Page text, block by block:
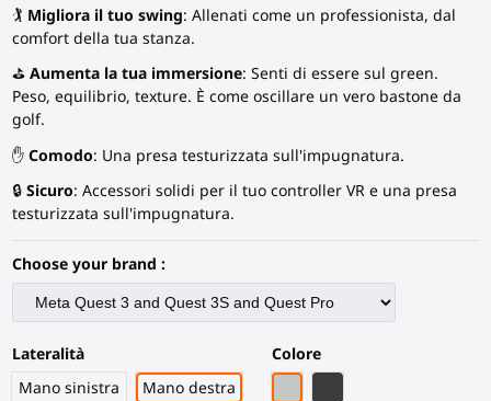
🏌️ Migliora il tuo swing: Allenati come un professionista, dal
comfort della tua stanza.
⛳ Aumenta la tua immersione: Senti di essere sul green.
Peso, equilibrio, texture. È come oscillare un vero bastone da
golf.
✋ Comodo: Una presa testurizzata sull'impugnatura.
🔒 Sicuro: Accessori solidi per il tuo controller VR e una presa
testurizzata sull'impugnatura.
Choose your brand :
Lateralità
Mano sinistra
Mano destra
Colore